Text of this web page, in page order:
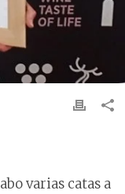
varias catas a